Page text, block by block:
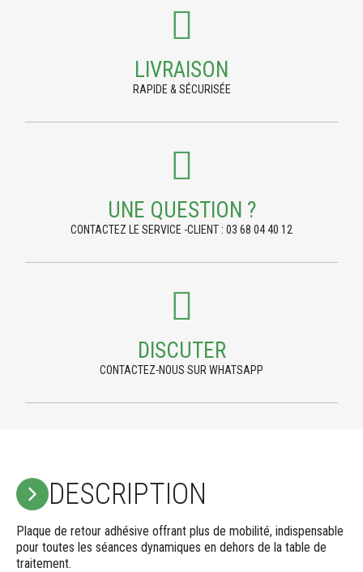
LIVRAISON
RAPIDE & SÉCURISÉE
UNE QUESTION ?
CONTACTEZ LE SERVICE -CLIENT : 03 68 04 40 12
DISCUTER
CONTACTEZ-NOUS SUR WHATSAPP
DESCRIPTION
Plaque de retour adhésive offrant plus de mobilité, indispensable
pour toutes les séances dynamiques en dehors de la table de
traitement.